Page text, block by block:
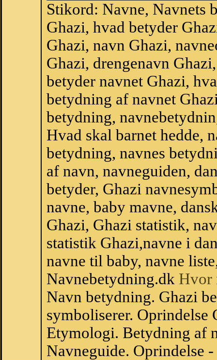
Stikord: Navne, Navnets
Ghazi, hvad betyder
Ghazi, navn Ghazi,
Ghazi, drengenavn
betyder navnet Ghazi,
betydning af navnet
betydning,
Hvad skal barnet hedde,
betydning, navnes
af navn, navneguiden,
betyder, Ghazi
navne, baby mavne,
Ghazi, Ghazi statistik,
statistik Ghazi,navne i
navne til baby, navne
Navnebetydning.dk Hvor
Navn betydning. Ghazi
symboliserer. Oprindelse
Etymologi. Betydning af
Navneguide. Oprindelse